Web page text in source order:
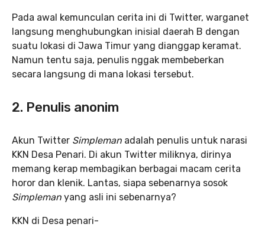
Pada awal kemunculan cerita ini di Twitter, warganet
langsung menghubungkan inisial daerah B dengan
suatu lokasi di Jawa Timur yang dianggap keramat.
Namun tentu saja, penulis nggak membeberkan
secara langsung di mana lokasi tersebut.
2. Penulis anonim
Akun Twitter Simpleman adalah penulis untuk narasi
KKN Desa Penari. Di akun Twitter miliknya, dirinya
memang kerap membagikan berbagai macam cerita
horor dan klenik. Lantas, siapa sebenarnya sosok
Simpleman yang asli ini sebenarnya?
KKN di Desa penari-